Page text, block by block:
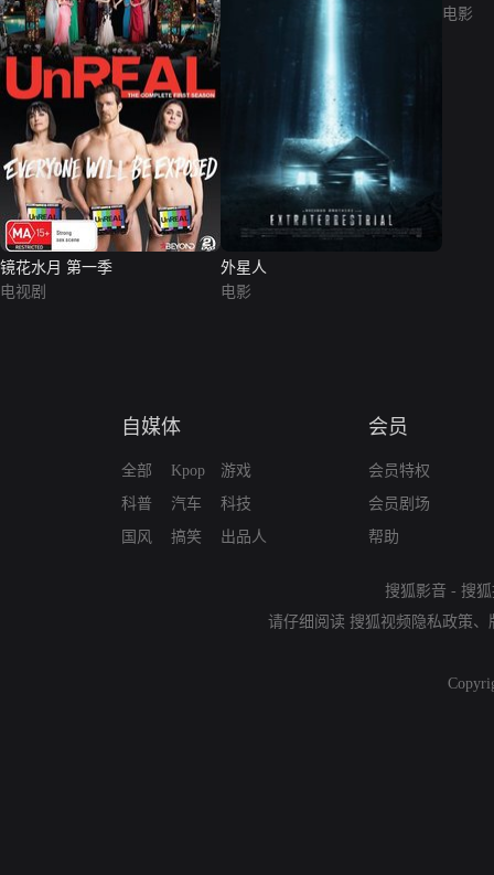
镜花水月 第一季
电视剧
外星人
电影
电影
自媒体
全部
科普
国风
Kpop
汽车
搞笑
游戏
科技
出品人
会员
会员特权
会员剧场
帮助
搜狐影音 - 搜
请仔细阅读 搜狐视频隐私政策、